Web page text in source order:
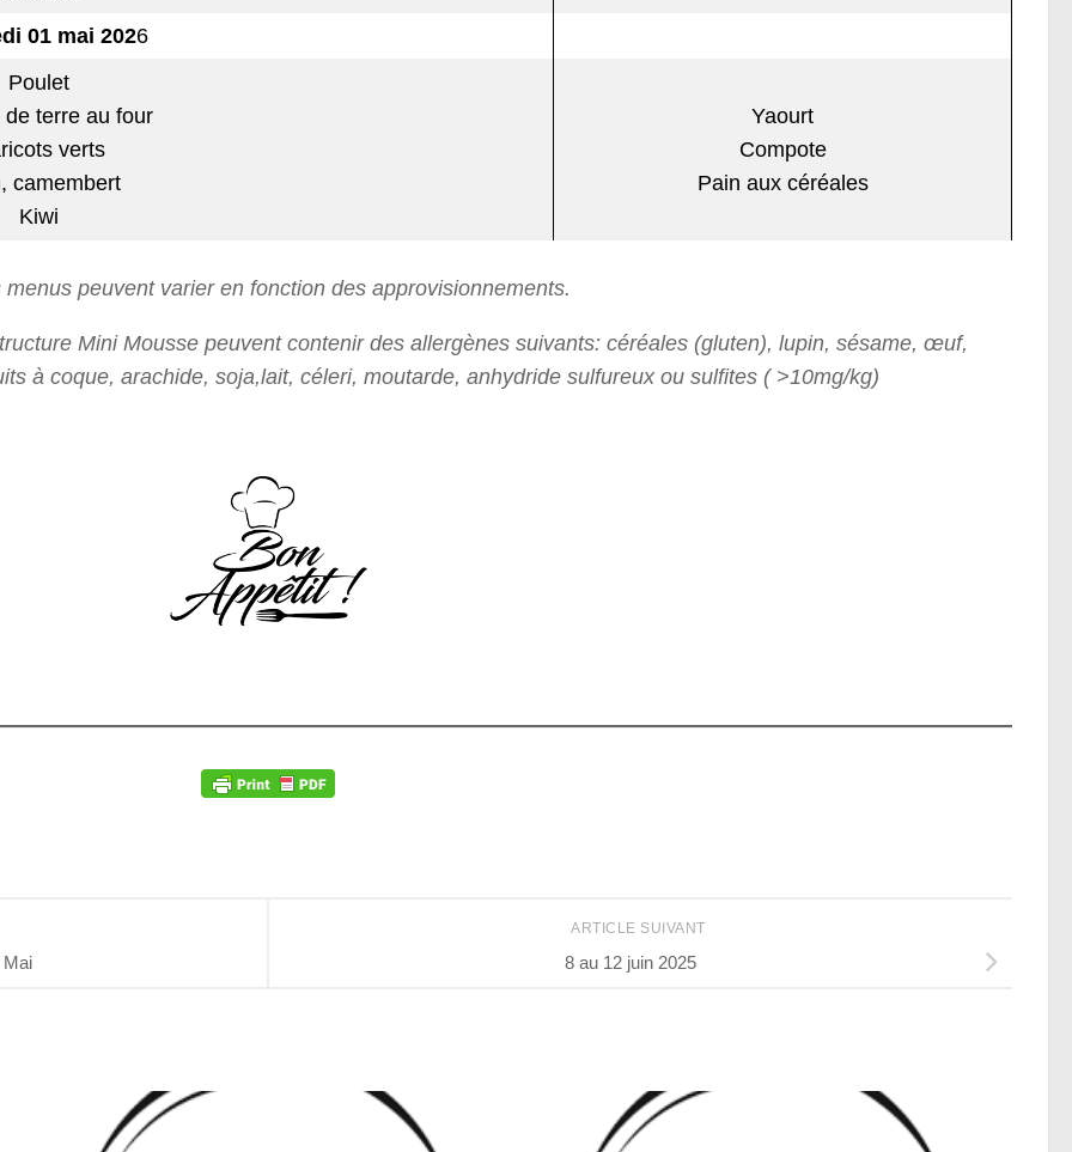
01 mai 2026
Poulet
de terre au four
verts
camembert
Kiwi
Yaourt
Compote
Pain aux céréales
menus peuvent varier en fonction des approvisionnements.
Mini Mousse peuvent contenir des allergènes suivants: céréales (gluten), lupin, sésame, œuf,
à coque, arachide, soja,lait, céleri, moutarde, anhydride sulfureux ou sulfites ( >10mg/kg)
ARTICLE SUIVANT
8 au 12 juin 2025
Mai